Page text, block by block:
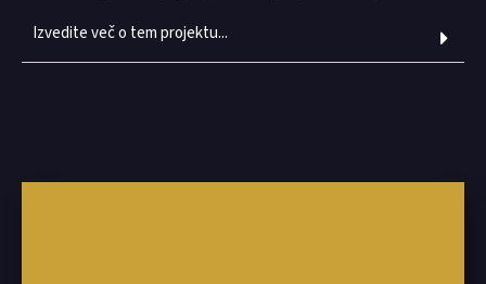
Izvedite več o tem projektu...